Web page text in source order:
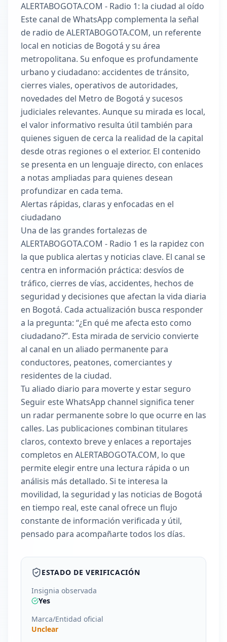
ALERTABOGOTA.COM - Radio 1: la ciudad al oído
Este canal de WhatsApp complementa la señal
de radio de ALERTABOGOTA.COM, un referente
local en noticias de Bogotá y su área
metropolitana. Su enfoque es profundamente
urbano y ciudadano: accidentes de tránsito,
cierres viales, operativos de autoridades,
novedades del Metro de Bogotá y sucesos
judiciales relevantes. Aunque su mirada es local,
el valor informativo resulta útil también para
quienes siguen de cerca la realidad de la capital
desde otras regiones o el exterior. El contenido
se presenta en un lenguaje directo, con enlaces
a notas ampliadas para quienes desean
profundizar en cada tema.
Alertas rápidas, claras y enfocadas en el
ciudadano
Una de las grandes fortalezas de
ALERTABOGOTA.COM - Radio 1 es la rapidez con
la que publica alertas y noticias clave. El canal se
centra en información práctica: desvíos de
tráfico, cierres de vías, accidentes, hechos de
seguridad y decisiones que afectan la vida diaria
en Bogotá. Cada actualización busca responder
a la pregunta: “¿En qué me afecta esto como
ciudadano?”. Esta mirada de servicio convierte
al canal en un aliado permanente para
conductores, peatones, comerciantes y
residentes de la ciudad.
Tu aliado diario para moverte y estar seguro
Seguir este WhatsApp channel significa tener
un radar permanente sobre lo que ocurre en las
calles. Las publicaciones combinan titulares
claros, contexto breve y enlaces a reportajes
completos en ALERTABOGOTA.COM, lo que
permite elegir entre una lectura rápida o un
análisis más detallado. Si te interesa la
movilidad, la seguridad y las noticias de Bogotá
en tiempo real, este canal ofrece un flujo
constante de información verificada y útil,
pensado para acompañarte todos los días.
ESTADO DE VERIFICACIÓN
Insignia observada
Yes
Marca/Entidad oficial
Unclear